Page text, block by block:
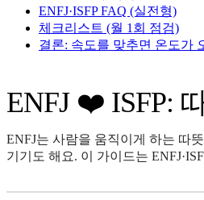
ENFJ·ISFP FAQ (실전형)
체크리스트 (월 1회 점검)
결론: 속도를 맞추면 온도가
ENFJ ❤️ ISFP:
ENFJ는 사람을 움직이게 하는 따
기기도 해요. 이 가이드는